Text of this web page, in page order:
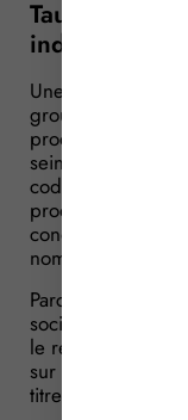
Taux réduit
industriel ?
Une société qui
groupes
production et de
sein d’une
code NAF 3530Z
production et
conditionné,
nomenclatures
Parce qu’elle
société sollicite
le
sur la
titre d’une année.